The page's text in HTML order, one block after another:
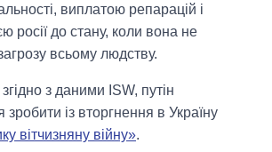
виплатою репарацій і
росії до стану, коли вона не
всьому людству.
з даними ISW, путін
зробити із вторгнення в Україну
вітчизняну війну».